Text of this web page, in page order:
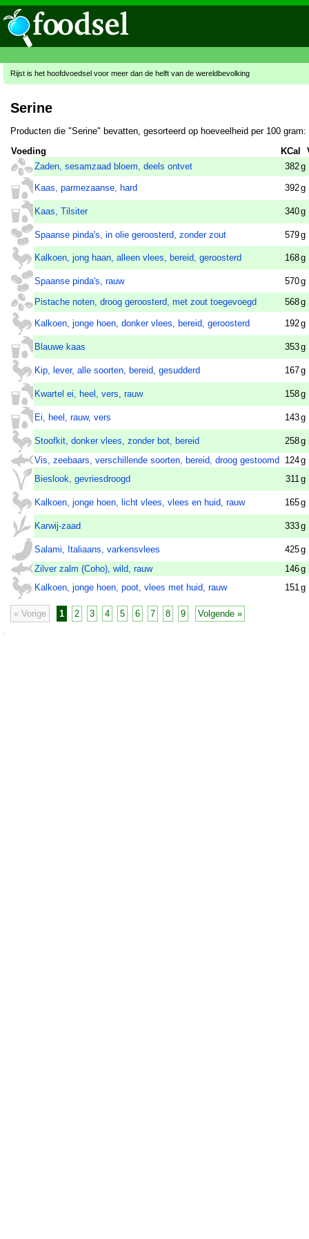
Rijst is het hoofdvoedsel voor meer dan de helft van de wereldbevolking
Serine
Producten die "Serine" bevatten, gesorteerd op hoeveelheid per 100 gram:
Voeding
KCal
Zaden, sesamzaad bloem, deels ontvet
382g
Kaas, parmezaanse, hard 392g
Kaas, Tilsiter 340g
Spaanse pinda's, in olie geroosterd, zonder zout 579g
Kalkoen, jong haan, alleen vlees, bereid, geroosterd 168g
Spaanse pinda's, rauw 570g
Pistache noten, droog geroosterd, met zout toegevoegd
568g
Kalkoen, jonge hoen, donker vlees, bereid, geroosterd 192g
Blauwe kaas 353g
Kip, lever, alle soorten, bereid, gesudderd 167g
Kwartel ei, heel, vers, rauw 158g
Ei, heel, rauw, vers 143g
Stoofkit, donker vlees, zonder bot, bereid 258g
Vis, zeebaars, verschillende soorten, bereid, droog gestoomd
124g
Bieslook, gevriesdroogd
311 g
Kalkoen, jonge hoen, licht vlees, vlees en huid, rauw 165g
Karwij-zaad 333g
Salami, Italiaans, varkensvlees 425g
Zilver zalm (Coho), wild, rauw
146g
Kalkoen, jonge hoen, poot, vlees met huid, rauw
151 g
« Vorige 1 2 3 4 5 6 7 8 9 Volgende »